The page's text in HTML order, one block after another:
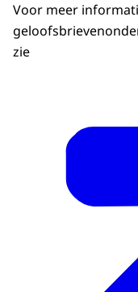
Voor meer
zie